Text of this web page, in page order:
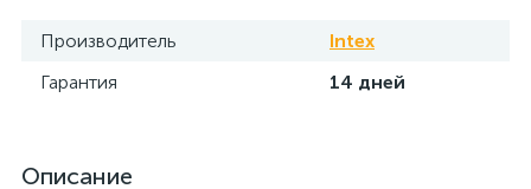
Производитель
Intex
Гарантия
14 дней
Описание